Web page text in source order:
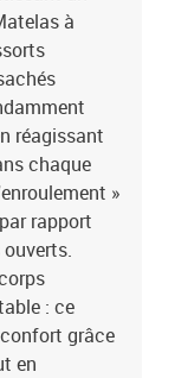
à
réagissant
chaque
»
rapport
: ce
grâce
en